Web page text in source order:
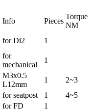
Info Pieces
Torque
NM
for Di2 1
for
mechanical
1
M3x0.5
L12mm
1
2~3
for seatpost 1
4~5
for FD
1